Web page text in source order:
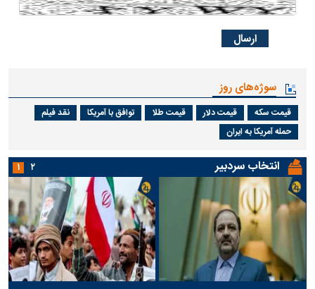
سوژه‌های روز
قیمت سکه قیمت دلار قیمت طلا توافق با آمریکا
نقد فیلم
حمله آمریکا به ایران
انتخاب سردبیر ۱ ۲